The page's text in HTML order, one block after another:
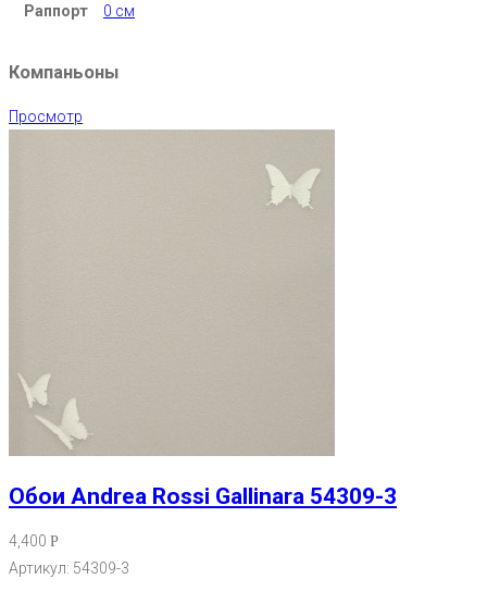
Раппорт 0 см
Компаньоны
Просмотр
Обои Andrea Rossi Gallinara 54309-3
4,400 Р
Артикул: 54309-3